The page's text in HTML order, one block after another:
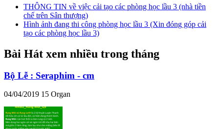
THÔNG TIN về việc cải tạo các phòng học lầu 3 (nhà tiền
chế trên Sân thượng)
Hình ảnh đang thi công phòng học lầu 3 (Xin đóng góp cải
tạo các phòng học lầu 3)
Bài Hát xem nhiều trong tháng
Bộ Lễ : Seraphim - cm
04/04/2019 15 Organ